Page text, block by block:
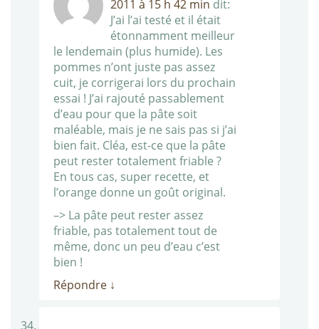
2011 à 15 h 42 min dit:
J’ai l’ai testé et il était
étonnamment meilleur
le lendemain (plus humide). Les
pommes n’ont juste pas assez
cuit, je corrigerai lors du prochain
essai ! J’ai rajouté passablement
d’eau pour que la pâte soit
maléable, mais je ne sais pas si j’ai
bien fait. Cléa, est-ce que la pâte
peut rester totalement friable ?
En tous cas, super recette, et
l’orange donne un goût original.
–> La pâte peut rester assez
friable, pas totalement tout de
même, donc un peu d’eau c’est
bien !
Répondre ↓